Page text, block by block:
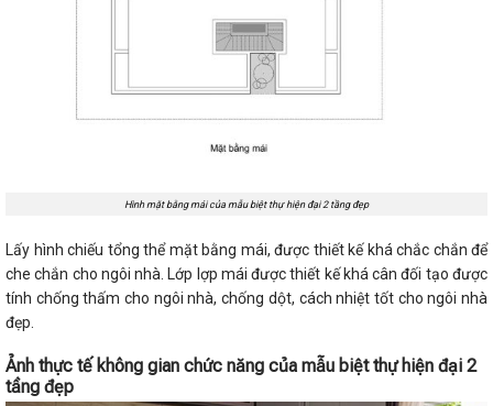
Hình mặt bằng mái của mẫu biệt thự hiện đại 2 tầng đẹp
Lấy hình chiếu tổng thể mặt bằng mái, được thiết kế khá chắc chắn để
che chắn cho ngôi nhà. Lớp lợp mái được thiết kế khá cân đối tạo được
tính chống thấm cho ngôi nhà, chống dột, cách nhiệt tốt cho ngôi nhà
đẹp.
Ảnh thực tế không gian chức năng của mẫu biệt thự hiện đại 2
tầng đẹp